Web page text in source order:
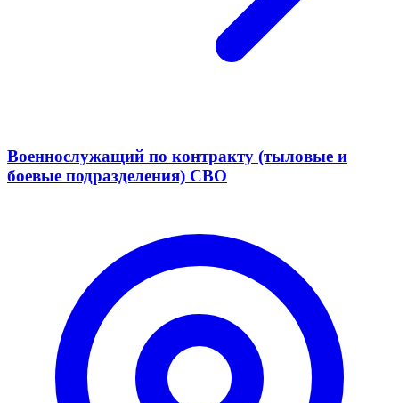
Военнослужащий по контракту (тыловые и
боевые подразделения) СВО